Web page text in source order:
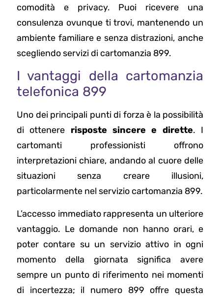
comodità e privacy. Puoi ricevere una
consulenza ovunque ti trovi, mantenendo un
ambiente familiare e senza distrazioni, anche
scegliendo servizi di cartomanzia 899.
I vantaggi della cartomanzia
telefonica 899
Uno dei principali punti di forza è la possibilità
di ottenere risposte sincere e dirette. I
cartomanti professionisti offrono
interpretazioni chiare, andando al cuore delle
situazioni senza creare illusioni,
particolarmente nel servizio cartomanzia 899.
L’accesso immediato rappresenta un ulteriore
vantaggio. Le domande non hanno orari, e
poter contare su un servizio attivo in ogni
momento della giornata significa avere
sempre un punto di riferimento nei momenti
di incertezza; il numero 899 offre questa